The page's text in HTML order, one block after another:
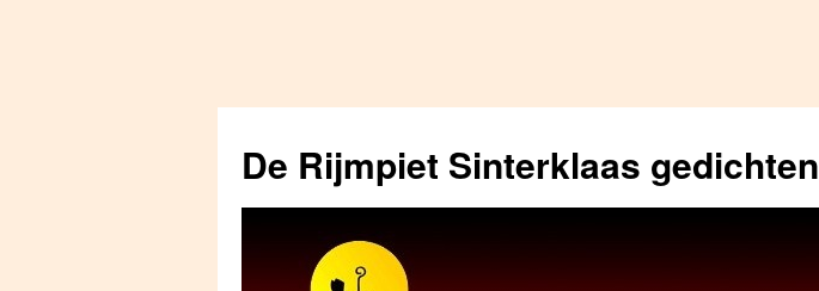
content
De Rijmpiet Sinterklaas gedichten